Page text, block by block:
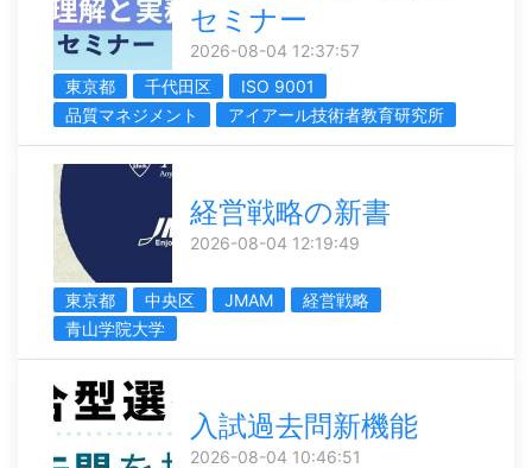
セミナー
2026-08-04 12:37:57
東京都
千代田区
ISO 9001
品質マネジメント
アイアール技術者教育研究所
経営戦略の新書
2026-08-04 12:19:49
東京都 中央区 JMAM
経営戦略
青山学院大学
入試過去問新機能
2026-08-04 10:46:51